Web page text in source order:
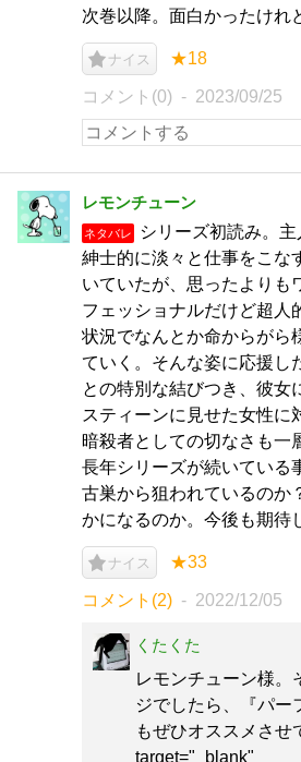
次巻以降。面白かったけれ
ナイス ★18
コメント(0) 2023/09/25
レモンチューン
ネタバレ
シリーズ初読み。
紳士的に淡々と仕事をこな
いていたが、思ったよりも
フェッショナルだけど超人
状況でなんとか命からがら
ていく。そんな姿に応援し
との特別な結びつき、彼女
スティーンに見せた女性に
暗殺者としての切なさも一
長年シリーズが続いている
古巣から狙われているのか
かになるのか。今後も期待
ナイス ★33
コメント(2) 2022/12/05
くたくた
レモンチューン様。
ジでしたら、『パー
もぜひオススメさせ
target="_blank"